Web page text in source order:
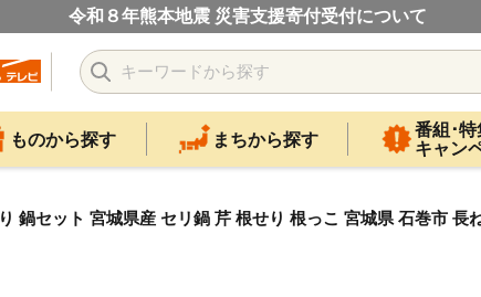
令和８年熊本地震 災害支援寄付受付について
ものから探す まちから探す
番組･特
キャン
鍋セット 宮城県産 セリ鍋 芹 根せり 根っこ 宮城県 石巻市